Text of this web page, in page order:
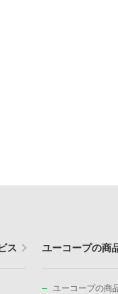
ス ユーコープの商
ユーコープの商